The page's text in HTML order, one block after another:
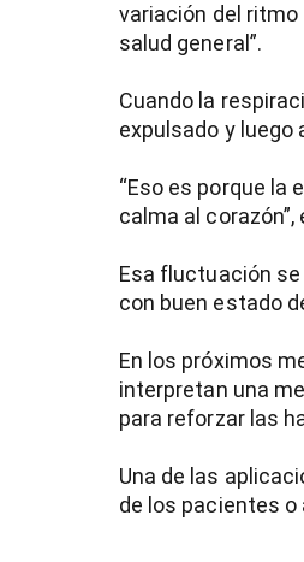
variación del
salud general”.
Cuando la
expulsado y luego
“Eso es porque la
calma al
Esa fluctuación
con buen estado
En los próximos
interpretan una
para reforzar las
Una de las
de los pacientes